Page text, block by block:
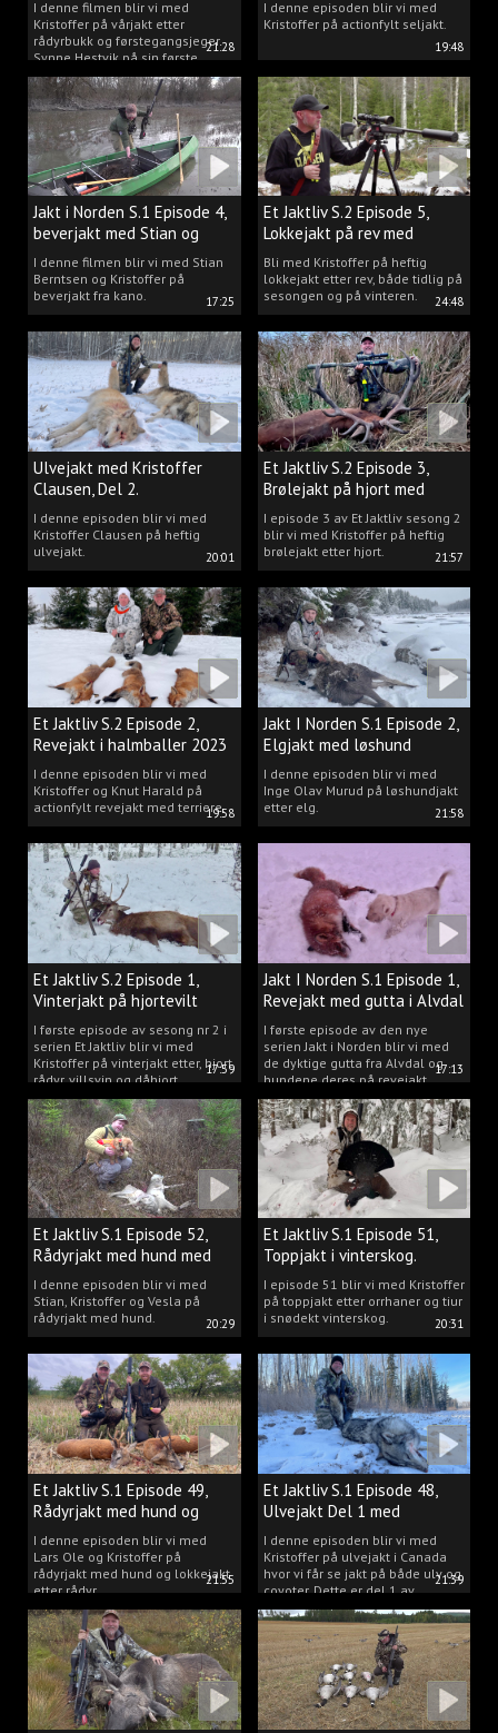
21:28
I denne filmen blir vi med
Kristoffer på vårjakt etter
rådyrbukk og førstegangsjeger
Synne Hestvik på sin første
beverjakt.
19:48
I denne episoden blir vi med
Kristoffer på actionfylt seljakt.
17:25
Jakt i Norden S.1 Episode 4,
beverjakt med Stian og
Kristoffer
I denne filmen blir vi med Stian
Berntsen og Kristoffer på
beverjakt fra kano.
24:48
Et Jaktliv S.2 Episode 5,
Lokkejakt på rev med
Kristoffer Clausen
Bli med Kristoffer på heftig
lokkejakt etter rev, både tidlig på
sesongen og på vinteren.
20:01
Ulvejakt med Kristoffer
Clausen, Del 2.
I denne episoden blir vi med
Kristoffer Clausen på heftig
ulvejakt.
21:57
Et Jaktliv S.2 Episode 3,
Brølejakt på hjort med
Kristoffer Clausen
I episode 3 av Et Jaktliv sesong 2
blir vi med Kristoffer på heftig
brølejakt etter hjort.
19:58
Et Jaktliv S.2 Episode 2,
Revejakt i halmballer 2023
I denne episoden blir vi med
Kristoffer og Knut Harald på
actionfylt revejakt med terriere.
21:58
Jakt I Norden S.1 Episode 2,
Elgjakt med løshund
I denne episoden blir vi med
Inge Olav Murud på løshundjakt
etter elg.
17:59
Et Jaktliv S.2 Episode 1,
Vinterjakt på hjortevilt
I første episode av sesong nr 2 i
serien Et Jaktliv blir vi med
Kristoffer på vinterjakt etter, hjort,
rådyr, villsvin og dåhjort.
17:13
Jakt I Norden S.1 Episode 1,
Revejakt med gutta i Alvdal
I første episode av den nye
serien Jakt i Norden blir vi med
de dyktige gutta fra Alvdal og
hundene deres på revejakt.
20:29
Et Jaktliv S.1 Episode 52,
Rådyrjakt med hund med
Stian, Kristoffer og Vesla
I denne episoden blir vi med
Stian, Kristoffer og Vesla på
rådyrjakt med hund.
20:31
Et Jaktliv S.1 Episode 51,
Toppjakt i vinterskog.
I episode 51 blir vi med Kristoffer
på toppjakt etter orrhaner og tiur
i snødekt vinterskog.
21:55
Et Jaktliv S.1 Episode 49,
Rådyrjakt med hund og
lokkejakt.
I denne episoden blir vi med
Lars Ole og Kristoffer på
rådyrjakt med hund og lokkejakt
etter rådyr.
21:39
Et Jaktliv S.1 Episode 48,
Ulvejakt Del 1 med
Kristoffer Clausen.
I denne episoden blir vi med
Kristoffer på ulvejakt i Canada
hvor vi får se jakt på både ulv og
coyoter. Dette er del 1 av
ulvejakten.